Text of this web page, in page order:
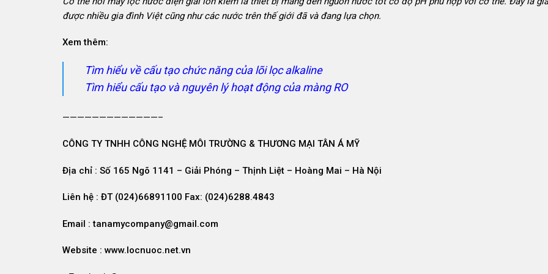
được nhiều gia đình Việt cũng như các nước trên thế giới đã và đang lựa chọn.
Xem thêm:
Tìm hiểu về cấu tạo chức năng của lõi lọc alkaline
Tìm hiểu cấu tạo và nguyên lý hoạt động của màng RO
—————————————–
CÔNG TY TNHH CÔNG NGHỆ MÔI TRƯỜNG & THƯƠNG MẠI TÂN Á MỸ
Địa chỉ : Số 165 Ngõ 1141 – Giải Phóng – Thịnh Liệt – Hoàng Mai – Hà Nội
Liên hệ : ĐT (024)66891100 Fax: (024)6288.4843
Email : tanamycompany@gmail.com
Website : www.locnuoc.net.vn